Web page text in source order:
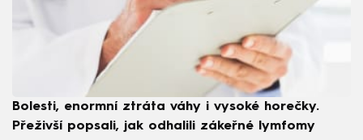
Bolesti, enormní ztráta váhy i vysoké horečky.
Přeživší popsali, jak odhalili zákeřné lymfomy